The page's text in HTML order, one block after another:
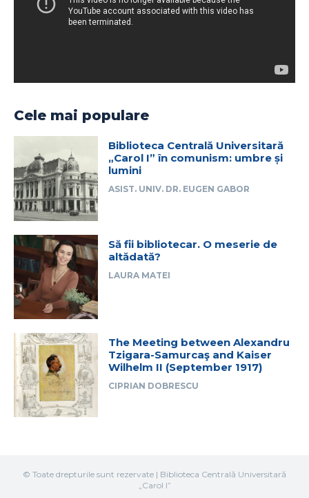
Cele mai populare
Biblioteca Centrală Universitară
„Carol I” în comunism: umbre și
lumini
ASIST. UNIV. DR. EUGEN GABOR
Să fii bibliotecar. O meserie de
altădată?
LAURA MATEI
The Meeting between Alexandru
Tzigara-Samurcaş and Kaiser
Wilhelm II (September 1917)
CIPRIAN DOBRESCU
© Toate drepturile sunt rezervate | Biblioteca Centrală Universitară
„Carol I”